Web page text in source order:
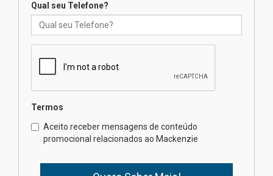
Professora do Mackenzie é
finalista do Prêmio Jabuti com
04.08.2026
internacionais
03.08.2026
Qual seu Telefone?
Termos
Aceito receber mensagens de conteúdo
promocional relacionados ao Mackenzie